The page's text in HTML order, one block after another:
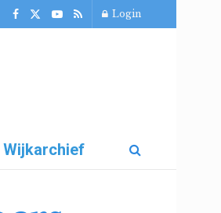
Login
Wijkarchief